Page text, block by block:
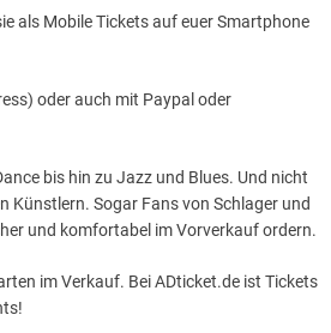
als Mobile Tickets auf euer Smartphone
oder auch mit Paypal oder
bis hin zu Jazz und Blues. Und nicht
Künstlern. Sogar Fans von Schlager und
und komfortabel im Vorverkauf ordern.
im Verkauf. Bei ADticket.de ist Tickets